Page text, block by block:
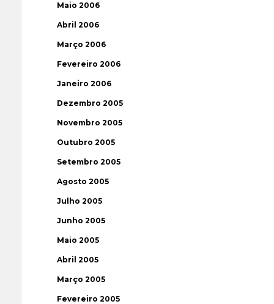
Maio 2006
Abril 2006
Março 2006
Fevereiro 2006
Janeiro 2006
Dezembro 2005
Novembro 2005
Outubro 2005
Setembro 2005
Agosto 2005
Julho 2005
Junho 2005
Maio 2005
Abril 2005
Março 2005
Fevereiro 2005